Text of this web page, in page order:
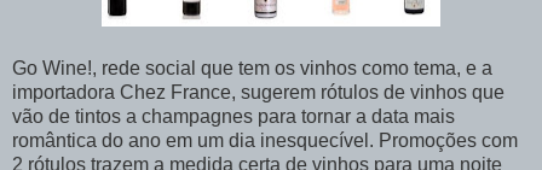
Go Wine!, rede social que tem os vinhos como tema, e a
importadora Chez France, sugerem rótulos de vinhos que
vão de tintos a champagnes para tornar a data mais
romântica do ano em um dia inesquecível. Promoções com
2 rótulos trazem a medida certa de vinhos para uma noite